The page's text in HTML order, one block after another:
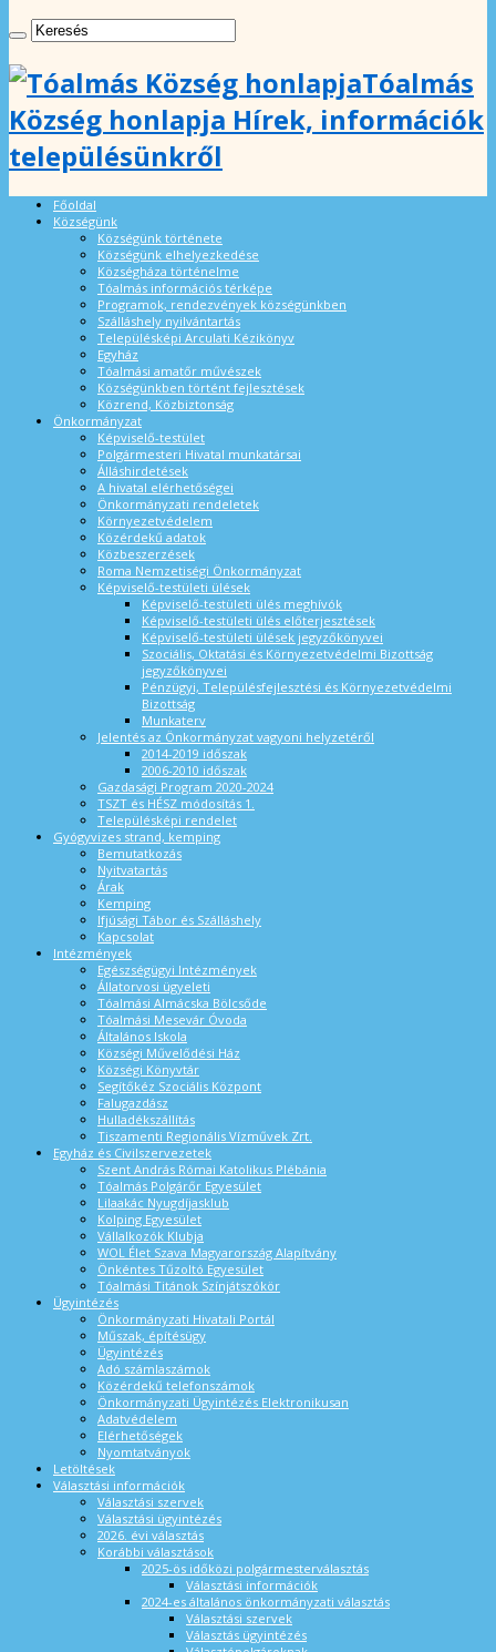
Tóalmás
Község honlapja Hírek, információk
településünkről
Főoldal
Községünk
Községünk története
Községünk elhelyezkedése
Községháza történelme
Tóalmás információs térképe
Programok, rendezvények községünkben
Szálláshely nyilvántartás
Településképi Arculati Kézikönyv
Egyház
Tóalmási amatőr művészek
Községünkben történt fejlesztések
Közrend, Közbiztonság
Önkormányzat
Képviselő-testület
Polgármesteri Hivatal munkatársai
Álláshirdetések
A hivatal elérhetőségei
Önkormányzati rendeletek
Környezetvédelem
Közérdekű adatok
Közbeszerzések
Roma Nemzetiségi Önkormányzat
Képviselő-testületi ülések
Képviselő-testületi ülés meghívók
Képviselő-testületi ülés előterjesztések
Képviselő-testületi ülések jegyzőkönyvei
Szociális, Oktatási és Környezetvédelmi Bizottság
jegyzőkönyvei
Pénzügyi, Településfejlesztési és Környezetvédelmi
Bizottság
Munkaterv
Jelentés az Önkormányzat vagyoni helyzetéről
2014-2019 időszak
2006-2010 időszak
Gazdasági Program 2020-2024
TSZT és HÉSZ módosítás 1.
Településképi rendelet
Gyógyvizes strand, kemping
Bemutatkozás
Nyitvatartás
Árak
Kemping
Ifjúsági Tábor és Szálláshely
Kapcsolat
Intézmények
Egészségügyi Intézmények
Állatorvosi ügyeleti
Tóalmási Almácska Bölcsőde
Tóalmási Mesevár Óvoda
Általános Iskola
Községi Művelődési Ház
Községi Könyvtár
Segítőkéz Szociális Központ
Falugazdász
Hulladékszállítás
Tiszamenti Regionális Vízművek Zrt.
Egyház és Civilszervezetek
Szent András Római Katolikus Plébánia
Tóalmás Polgárőr Egyesület
Lilaakác Nyugdíjasklub
Kolping Egyesület
Vállalkozók Klubja
WOL Élet Szava Magyarország Alapítvány
Önkéntes Tűzoltó Egyesület
Tóalmási Titánok Színjátszókör
Ügyintézés
Önkormányzati Hivatali Portál
Műszak, építésügy
Ügyintézés
Adó számlaszámok
Közérdekű telefonszámok
Önkormányzati Ügyintézés Elektronikusan
Adatvédelem
Elérhetőségek
Nyomtatványok
Letöltések
Választási információk
Választási szervek
Választási ügyintézés
2026. évi választás
Korábbi választások
2025-ös időközi polgármesterválasztás
Választási információk
2024-es általános önkormányzati választás
Választási szervek
Választás ügyintézés